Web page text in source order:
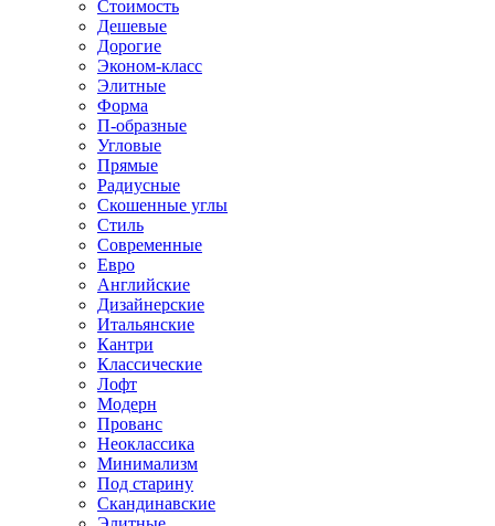
Стоимость
Дешевые
Дорогие
Эконом-класс
Элитные
Форма
П-образные
Угловые
Прямые
Радиусные
Скошенные углы
Стиль
Современные
Евро
Английские
Дизайнерские
Итальянские
Кантри
Классические
Лофт
Модерн
Прованс
Неоклассика
Минимализм
Под старину
Скандинавские